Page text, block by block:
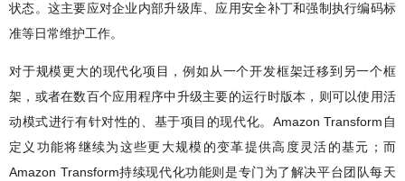
状态。这主要应对企业内部升级库、应用安全补丁和强制执行编码标
准等日常维护工作。
对于规模更大的现代化项目，例如从一个开发框架迁移到另一个框
架，或者在数百个应用程序中升级主要的运行时版本，则可以使用活
动模式进行有针对性的、基于项目的现代化。Amazon Transform自
定义功能将继续为这些更大规模的变革提供高度灵活的基元；而
Amazon Transform持续现代化功能则是专门为了解决平台团队每天